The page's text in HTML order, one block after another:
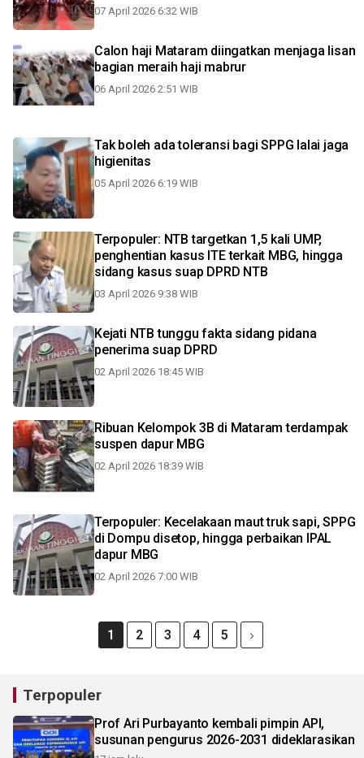
07 April 2026 6:32 WIB
Calon haji Mataram diingatkan menjaga lisan
bagian meraih haji mabrur
06 April 2026 2:51 WIB
Tak boleh ada toleransi bagi SPPG lalai jaga
higienitas
05 April 2026 6:19 WIB
Terpopuler: NTB targetkan 1,5 kali UMP,
penghentian kasus ITE terkait MBG, hingga
sidang kasus suap DPRD NTB
03 April 2026 9:38 WIB
Kejati NTB tunggu fakta sidang pidana
penerima suap DPRD
02 April 2026 18:45 WIB
Ribuan Kelompok 3B di Mataram terdampak
suspen dapur MBG
02 April 2026 18:39 WIB
Terpopuler: Kecelakaan maut truk sapi, SPPG
di Dompu disetop, hingga perbaikan IPAL
dapur MBG
02 April 2026 7:00 WIB
1 2 3 4 5
Terpopuler
Prof Ari Purbayanto kembali pimpin API,
susunan pengurus 2026-2031 dideklarasikan